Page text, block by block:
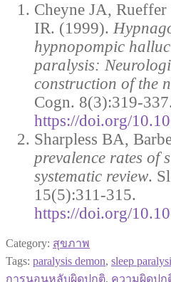
Cheyne JA,
IR. (1999).
hypnopompic
paralysis:
construction of the
Cogn. 8(3):319-
https://doi.org/
Sharpless BA,
prevalence rates of
systematic review.
15(5):311-315.
https://doi.org/
Category: สุขภาพ
Tags: paralysis demon, sleep
การนอนหลับผิดปกติ, ความผิดปก